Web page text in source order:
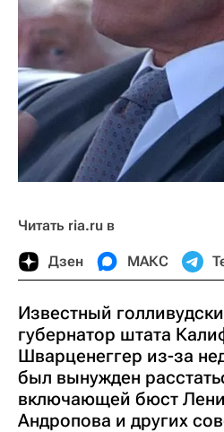
Читать ria.ru в
Дзен МАКС
Известный
губернатор штата
Шварценеггер из-за
был вынужден
включающей бюст
Андропова и других